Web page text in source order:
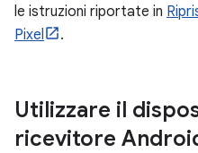
le istruzioni riportate in
Pixel
.
Utilizzare il
ricevitore